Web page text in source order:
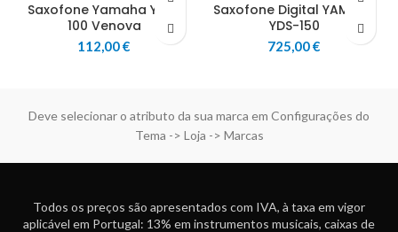
Saxofone Yamaha YVS-
100 Venova
112,00€
Saxofone Digital YAMAHA
YDS-150
725,00€
Deve selecionar o atributo da sua marca em Configurações do
Tema -> Loja -> Marcas
Todos os preços são apresentados com IVA, à taxa em vigor
aplicável em Portugal: 13% em instrumentos musicais, caixas de